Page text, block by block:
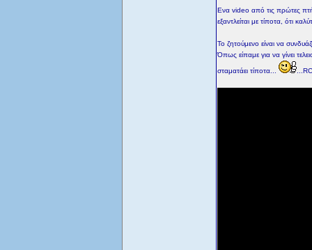
Ενα video από τις πρώτες
εξαντλείται με τίποτα, ότι
Το ζητούμενο είναι να
Όπως είπαμε για να γίνει
σταματάει τίποτα...